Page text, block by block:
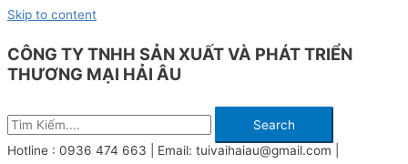
Skip to content
CÔNG TY TNHH SẢN XUẤT VÀ PHÁT TRIỂN
THƯƠNG MẠI HẢI ÂU
Search
Hotline : 0936 474 663 | Email: tuivaihaiau@gmail.com |